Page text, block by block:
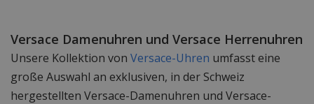
Versace Damenuhren und Versace Herrenuhren
Unsere Kollektion von Versace-Uhren umfasst eine
große Auswahl an exklusiven, in der Schweiz
hergestellten Versace-Damenuhren und Versace-